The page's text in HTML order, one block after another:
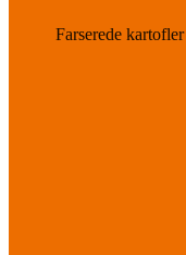
Farserede kartofler